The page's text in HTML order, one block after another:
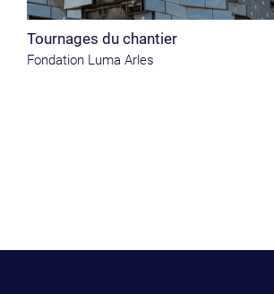
Tournages du chantier
Fondation Luma Arles